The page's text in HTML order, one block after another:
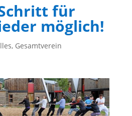
für
möglich!
, Gesamtverein